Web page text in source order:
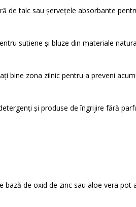
de talc sau șervețele absorbante
sutiene și bluze din materiale
bine zona zilnic pentru a preveni
și produse de îngrijire fără
bază de oxid de zinc sau aloe vera pot